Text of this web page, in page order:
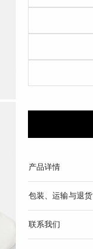
产品详情
包装、运输与退货
联系我们